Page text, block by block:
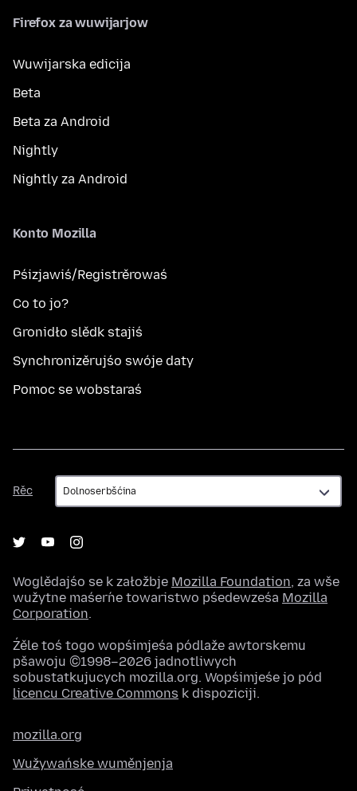
Firefox za wuwijarjow
Wuwijarska edicija
Beta
Beta za Android
Nightly
Nightly za Android
Konto Mozilla
Pśizjawiś/Registrěrowaś
Co to jo?
Gronidło slědk stajiś
Synchronizěrujśo swóje daty
Pomoc se wobstaraś
Rěc
Rěc
Woglědajśo se k załožbje Mozilla Foundation, za wše
wužytne maśeŕne towaristwo pśedewześa Mozilla
Corporation.
Źěle toś togo wopśimjeśa pódlaže awtorskemu
pšawoju ©1998–2026 jadnotliwych
sobustatkujucych mozilla.org. Wopśimjeśe jo pód
licencu Creative Commons k dispoziciji.
mozilla.org
Wužywańske wuměnjenja